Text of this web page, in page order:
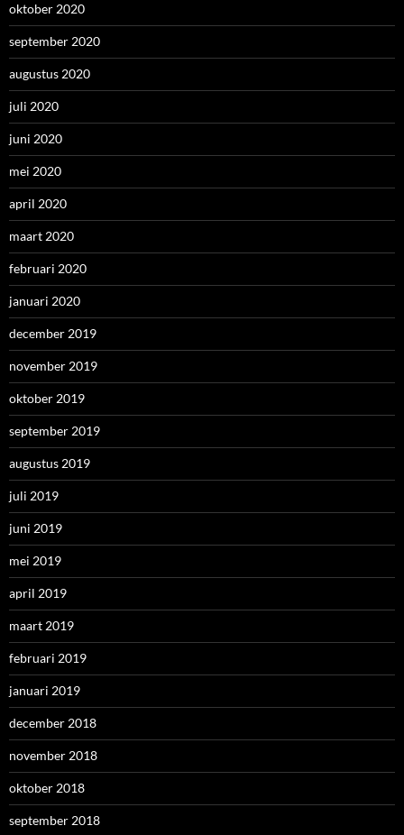
oktober 2020
september 2020
augustus 2020
juli 2020
juni 2020
mei 2020
april 2020
maart 2020
februari 2020
januari 2020
december 2019
november 2019
oktober 2019
september 2019
augustus 2019
juli 2019
juni 2019
mei 2019
april 2019
maart 2019
februari 2019
januari 2019
december 2018
november 2018
oktober 2018
september 2018